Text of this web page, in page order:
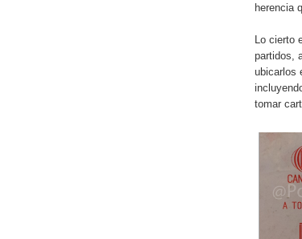
herencia
Lo cierto
partidos,
ubicarlos
tomar